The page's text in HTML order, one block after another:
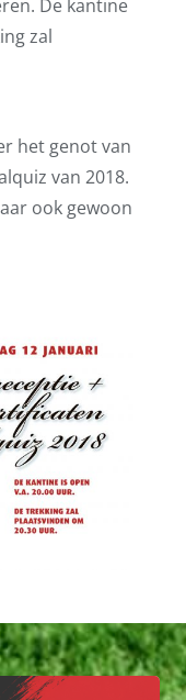
De kantine
zal
het genot van
van 2018.
ook gewoon